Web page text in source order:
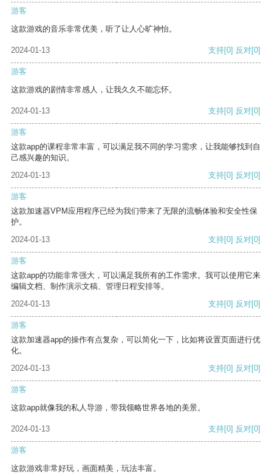
游客
这款游戏的音乐非常优美，听了让人心旷神怡。
2024-01-13 支持[0] 反对[0]
游客
这款游戏的剧情非常感人，让我久久不能忘怀。
2024-01-13 支持[0] 反对[0]
游客
这款app的课程非常丰富，可以满足我不同的学习需求，让我能够找到自
己感兴趣的知识。
2024-01-13
支持[0] 反对[0]
游客
这款加速器VPM应用程序已经为我们带来了无限的流畅体验和安全性保
护。
2024-01-13
支持[0] 反对[0]
游客
这款app的功能非常强大，可以满足我所有的工作需求。我可以使用它来
编辑文档、制作演示文稿、管理日程安排等。
2024-01-13
支持[0] 反对[0]
游客
这款加速器app的操作有点复杂，可以简化一下，比如将设置页面进行优
化。
2024-01-13
支持[0] 反对[0]
游客
这款app就像我的私人导游，带我领略世界各地的美景。
2024-01-13 支持[0] 反对[0]
游客
这款游戏非常好玩，画面精美，玩法丰富。